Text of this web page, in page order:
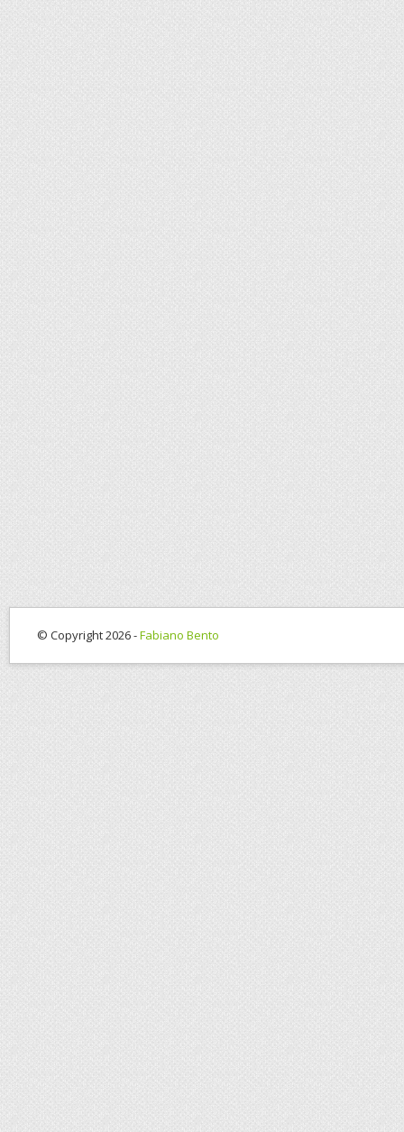
© Copyright 2026 -Fabiano Bento